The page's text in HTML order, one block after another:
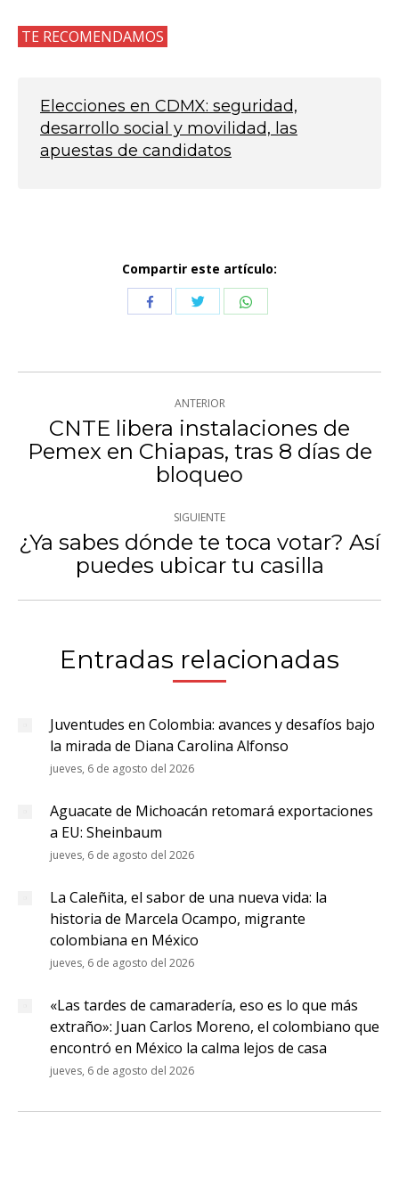
TE RECOMENDAMOS
Elecciones en CDMX: seguridad,
desarrollo social y movilidad, las
apuestas de candidatos
Compartir este artículo:
CompartirCompartirCompartir
Navegación
entre
publicaciones
ANTERIOR
Publicación
anterior:
CNTE libera instalaciones de
Pemex en Chiapas, tras 8 días de
bloqueo
SIGUIENTE
Publicación
siguiente:
¿Ya sabes dónde te toca votar? Así
puedes ubicar tu casilla
Entradas relacionadas
Juventudes en Colombia: avances y desafíos bajo
la mirada de Diana Carolina Alfonso
jueves, 6 de agosto del 2026
Aguacate de Michoacán retomará exportaciones
a EU: Sheinbaum
jueves, 6 de agosto del 2026
La Caleñita, el sabor de una nueva vida: la
historia de Marcela Ocampo, migrante
colombiana en México
jueves, 6 de agosto del 2026
«Las tardes de camaradería, eso es lo que más
extraño»: Juan Carlos Moreno, el colombiano que
encontró en México la calma lejos de casa
jueves, 6 de agosto del 2026